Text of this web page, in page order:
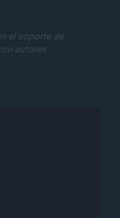
el soporte de
autores